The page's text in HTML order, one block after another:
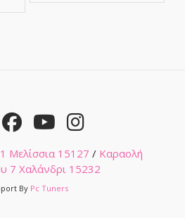
Μελίσσια 15127 / Καραολή
7 Χαλάνδρι 15232
By Pc Tuners